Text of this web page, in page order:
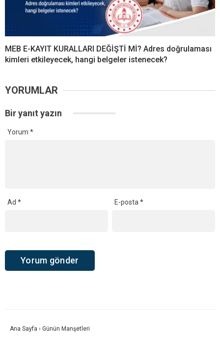
MEB E-KAYIT KURALLARI DEĞİŞTİ Mİ? Adres doğrulaması
kimleri etkileyecek, hangi belgeler istenecek?
YORUMLAR
Bir yanıt yazın
Yorum *
Ad * E-posta*
Ana Sayfa › Günün Manşetleri